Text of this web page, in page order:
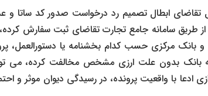
ابطال تصمیم رد درخواست صدور کد ساتا و
طریق سامانه جامع تجارت تقاضای ثبت سفارش کرده،
بانک مرکزی حسب کدام بخشنامه یا دستورالعمل،
بدون علت ارزی مشخص مخالفت کرده، می توان
ادعا با واقعیت پرونده، در رسیدگی دیوان موثر و